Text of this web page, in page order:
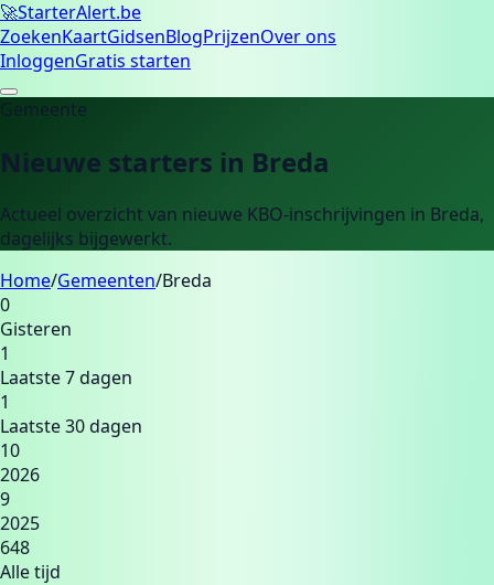
🚀StarterAlert.be
ZoekenKaartGidsenBlogPrijzenOver ons
InloggenGratis starten
Gemeente
Nieuwe starters in Breda
Actueel overzicht van nieuwe KBO-inschrijvingen in Breda,
dagelijks bijgewerkt.
Home/Gemeenten/Breda
0
Gisteren
1
Laatste 7 dagen
1
Laatste 30 dagen
10
2026
9
2025
648
Alle tijd